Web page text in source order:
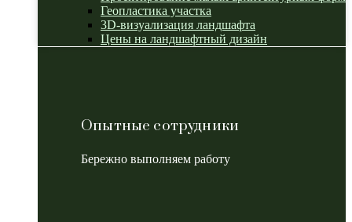
Геопластика участка
3D-визуализация ландшафта
Цены на ландшафтный дизайн
Опытные сотрудники
Бережно выполняем работу